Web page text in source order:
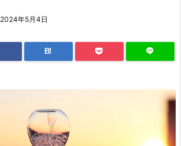
2024年5月4日
B!